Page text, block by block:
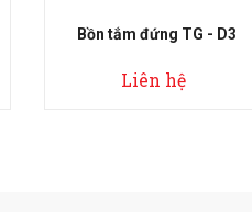
Bồn tắm đứng TG - D4
Liên hệ